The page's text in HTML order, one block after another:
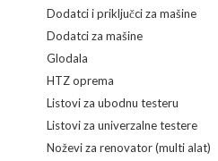
Dodatci i priključci za mašine
Dodatci za mašine
Glodala
HTZ oprema
Listovi za ubodnu testeru
Listovi za univerzalne testere
Noževi za renovator (multi alat)